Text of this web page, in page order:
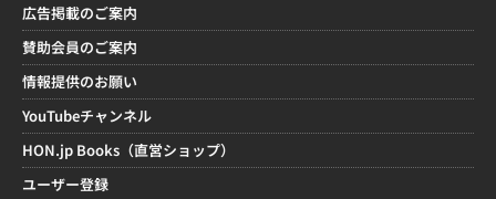
広告掲載のご案内
賛助会員のご案内
情報提供のお願い
YouTubeチャンネル
HON.jp Books（直営ショップ）
ユーザー登録